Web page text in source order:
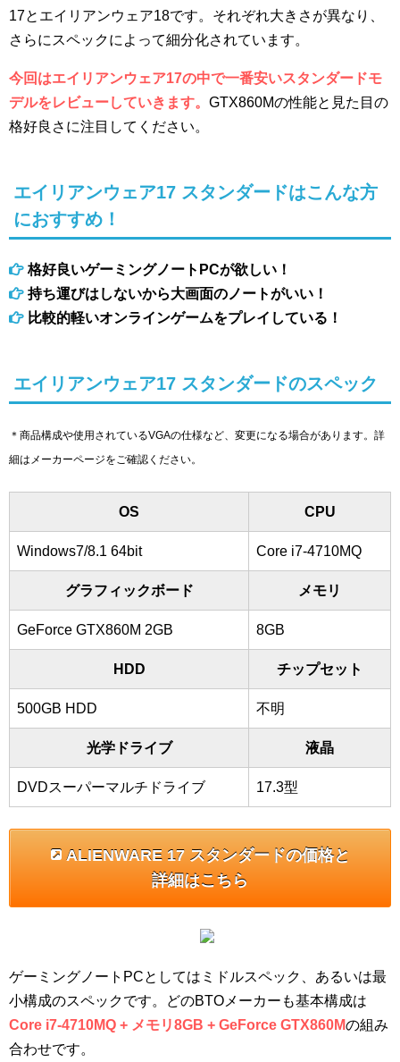
17とエイリアンウェア18です。それぞれ大きさが異なり、
さらにスペックによって細分化されています。
今回はエイリアンウェア17の中で一番安いスタンダードモ
デルをレビューしていきます。 GTX860Mの性能と見た目の
格好良さに注目してください。
エイリアンウェア17 スタンダードはこんな方
におすすめ！
格好良いゲーミングノートPCが欲しい！
持ち運びはしないから大画面のノートがいい！
比較的軽いオンラインゲームをプレイしている！
エイリアンウェア17 スタンダードのスペック
＊商品構成や使用されているVGAの仕様など、変更になる場合があります。詳
細はメーカーページをご確認ください。
OS CPU
Windows7/8.1 64bit Core i7-4710MQ
グラフィックボード メモリ
GeForce GTX860M 2GB 8GB
HDD チップセット
500GB HDD 不明
光学ドライブ 液晶
DVDスーパーマルチドライブ 17.3型
ALIENWARE 17 スタンダードの価格と
詳細はこちら
ゲーミングノートPCとしてはミドルスペック、あるいは最
小構成のスペックです。どのBTOメーカーも基本構成は
Core i7-4710MQ + メモリ8GB + GeForce GTX860Mの組み
合わせです。